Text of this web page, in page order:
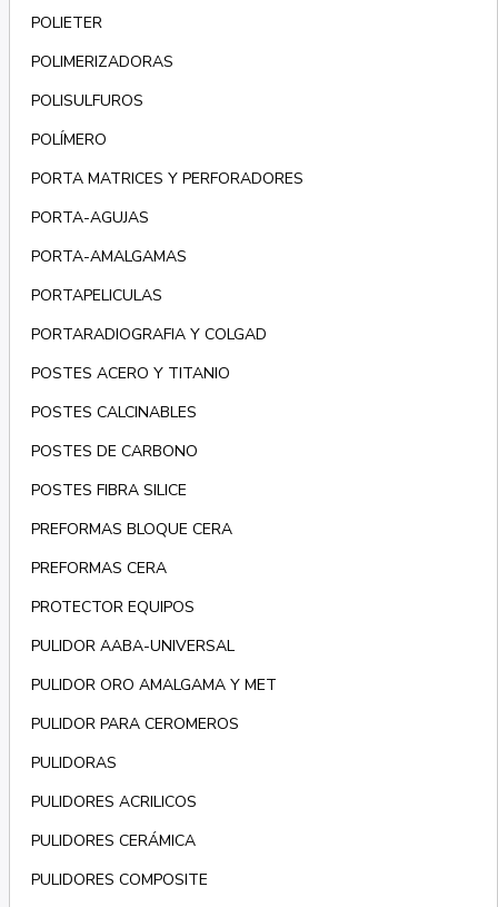
POLIETER
POLIMERIZADORAS
POLISULFUROS
POLÍMERO
PORTA MATRICES Y PERFORADORES
PORTA-AGUJAS
PORTA-AMALGAMAS
PORTAPELICULAS
PORTARADIOGRAFIA Y COLGAD
POSTES ACERO Y TITANIO
POSTES CALCINABLES
POSTES DE CARBONO
POSTES FIBRA SILICE
PREFORMAS BLOQUE CERA
PREFORMAS CERA
PROTECTOR EQUIPOS
PULIDOR AABA-UNIVERSAL
PULIDOR ORO AMALGAMA Y MET
PULIDOR PARA CEROMEROS
PULIDORAS
PULIDORES ACRILICOS
PULIDORES CERÁMICA
PULIDORES COMPOSITE